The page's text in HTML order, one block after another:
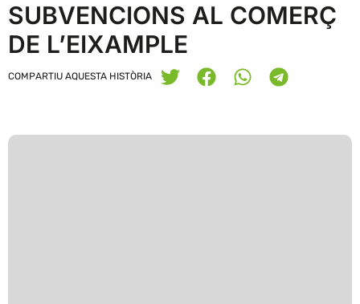
SUBVENCIONS AL COMERÇ
DE L’EIXAMPLE
COMPARTIU AQUESTA HISTÒRIA